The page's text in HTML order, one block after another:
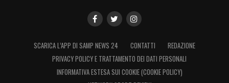
SCARICA L’APP DI SAMP NEWS 24 CONTATTI
REDAZIONE
PRIVACY POLICY E TRATTAMENTO DEI DATI PERSONALI
INFORMATIVA ESTESA SUI COOKIE (COOKIE POLICY)